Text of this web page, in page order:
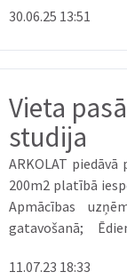
30.06.25 13:51
Vieta
studija
ARKOLAT
200m2 platībā
Apmācības
gatavošanā;
fotografēt,
11.07.23 18:33